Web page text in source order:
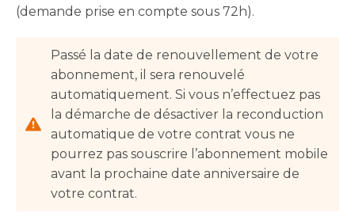
(demande prise en compte sous 72h).
Passé la date de renouvellement de votre
abonnement, il sera renouvelé
automatiquement. Si vous n’effectuez pas
la démarche de désactiver la reconduction
automatique de votre contrat vous ne
pourrez pas souscrire l’abonnement mobile
avant la prochaine date anniversaire de
votre contrat.